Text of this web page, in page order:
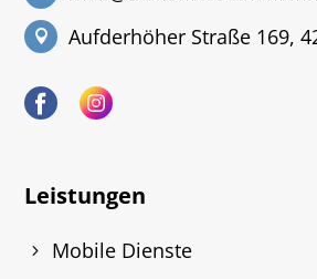
Aufderhöher Straße 169,
Leistungen
Mobile Dienste